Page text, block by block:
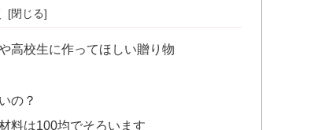
高校生に作ってほしい贈り物
の？
料は100均でそろいます